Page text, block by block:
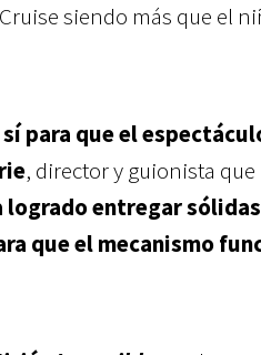
siendo más que el
para que el
, director y guionista
logrado entregar sólidas
que el mecanismo